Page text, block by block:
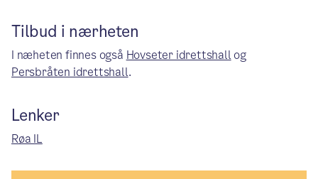
Tilbud i nærheten
I næheten finnes også Hovseter idrettshallog
Persbråten idrettshall.
Lenker
Røa IL